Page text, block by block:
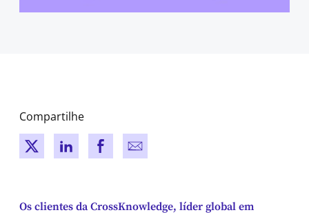
Compartilhe
New windowNew window
New windowNew window
Os clientes da CrossKnowledge, líder global em